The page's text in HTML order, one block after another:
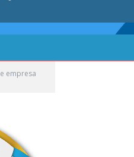
empresa